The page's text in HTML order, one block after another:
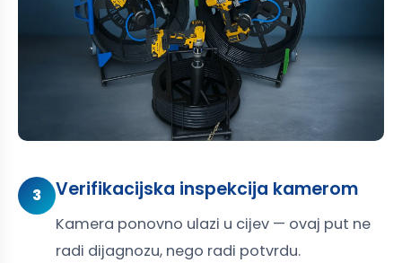
3 Verifikacijska inspekcija kamerom
Kamera ponovno ulazi u cijev — ovaj put ne
radi dijagnozu, nego radi potvrdu.